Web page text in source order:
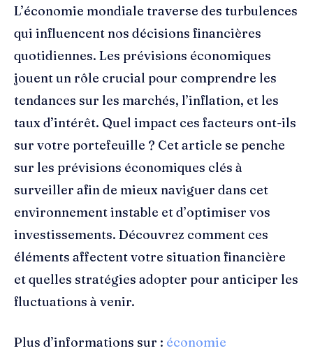
L’économie mondiale traverse des turbulences
qui influencent nos décisions financières
quotidiennes. Les prévisions économiques
jouent un rôle crucial pour comprendre les
tendances sur les marchés, l’inflation, et les
taux d’intérêt. Quel impact ces facteurs ont-ils
sur votre portefeuille ? Cet article se penche
sur les prévisions économiques clés à
surveiller afin de mieux naviguer dans cet
environnement instable et d’optimiser vos
investissements. Découvrez comment ces
éléments affectent votre situation financière
et quelles stratégies adopter pour anticiper les
fluctuations à venir.
Plus d’informations sur : économie